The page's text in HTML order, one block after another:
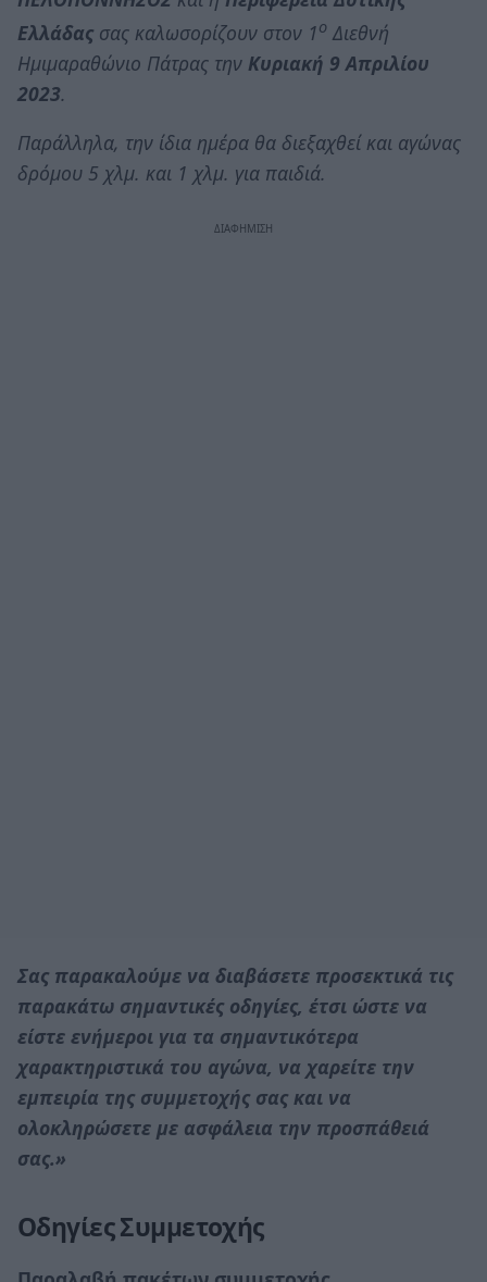
Ελλάδας σας καλωσορίζουν στον 1ο Διεθνή
Ημιμαραθώνιο Πάτρας την Κυριακή 9 Απριλίου
2023.
Παράλληλα, την ίδια ημέρα θα διεξαχθεί και αγώνας
δρόμου 5 χλμ. και 1 χλμ. για παιδιά.
Σας παρακαλούμε να διαβάσετε προσεκτικά τις
παρακάτω σημαντικές οδηγίες, έτσι ώστε να
είστε ενήμεροι για τα σημαντικότερα
χαρακτηριστικά του αγώνα, να χαρείτε την
εμπειρία της συμμετοχής σας και να
ολοκληρώσετε με ασφάλεια την προσπάθειά
σας.»
Οδηγίες Συμμετοχής